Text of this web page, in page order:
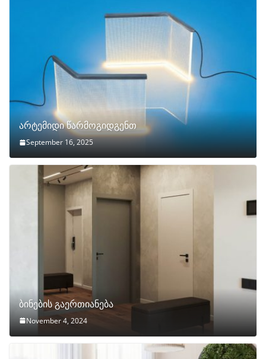
არტემიდი წარმოგიდგენთ
September 16, 2025
ბინების გაერთიანება
November 4, 2024